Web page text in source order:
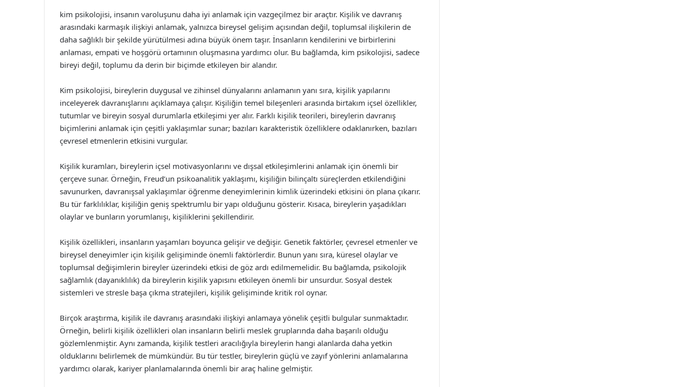
kim psikolojisi, insanın varoluşunu daha iyi anlamak için vazgeçilmez bir araçtır. Kişilik ve davranış
arasındaki karmaşık ilişkiyi anlamak, yalnızca bireysel gelişim açısından değil, toplumsal ilişkilerin de
daha sağlıklı bir şekilde yürütülmesi adına büyük önem taşır. İnsanların kendilerini ve birbirlerini
anlaması, empati ve hoşgörü ortamının oluşmasına yardımcı olur. Bu bağlamda, kim psikolojisi, sadece
bireyi değil, toplumu da derin bir biçimde etkileyen bir alandır.
Kim psikolojisi, bireylerin duygusal ve zihinsel dünyalarını anlamanın yanı sıra, kişilik yapılarını
inceleyerek davranışlarını açıklamaya çalışır. Kişiliğin temel bileşenleri arasında birtakım içsel özellikler,
tutumlar ve bireyin sosyal durumlarla etkileşimi yer alır. Farklı kişilik teorileri, bireylerin davranış
biçimlerini anlamak için çeşitli yaklaşımlar sunar; bazıları karakteristik özelliklere odaklanırken, bazıları
çevresel etmenlerin etkisini vurgular.
Kişilik kuramları, bireylerin içsel motivasyonlarını ve dışsal etkileşimlerini anlamak için önemli bir
çerçeve sunar. Örneğin, Freud’un psikoanalitik yaklaşımı, kişiliğin bilinçaltı süreçlerden etkilendiğini
savunurken, davranışsal yaklaşımlar öğrenme deneyimlerinin kimlik üzerindeki etkisini ön plana çıkarır.
Bu tür farklılıklar, kişiliğin geniş spektrumlu bir yapı olduğunu gösterir. Kısaca, bireylerin yaşadıkları
olaylar ve bunların yorumlanışı, kişiliklerini şekillendirir.
Kişilik özellikleri, insanların yaşamları boyunca gelişir ve değişir. Genetik faktörler, çevresel etmenler ve
bireysel deneyimler için kişilik gelişiminde önemli faktörlerdir. Bunun yanı sıra, küresel olaylar ve
toplumsal değişimlerin bireyler üzerindeki etkisi de göz ardı edilmemelidir. Bu bağlamda, psikolojik
sağlamlık (dayanıklılık) da bireylerin kişilik yapısını etkileyen önemli bir unsurdur. Sosyal destek
sistemleri ve stresle başa çıkma stratejileri, kişilik gelişiminde kritik rol oynar.
Birçok araştırma, kişilik ile davranış arasındaki ilişkiyi anlamaya yönelik çeşitli bulgular sunmaktadır.
Örneğin, belirli kişilik özellikleri olan insanların belirli meslek gruplarında daha başarılı olduğu
gözlemlenmiştir. Aynı zamanda, kişilik testleri aracılığıyla bireylerin hangi alanlarda daha yetkin
olduklarını belirlemek de mümkündür. Bu tür testler, bireylerin güçlü ve zayıf yönlerini anlamalarına
yardımcı olarak, kariyer planlamalarında önemli bir araç haline gelmiştir.